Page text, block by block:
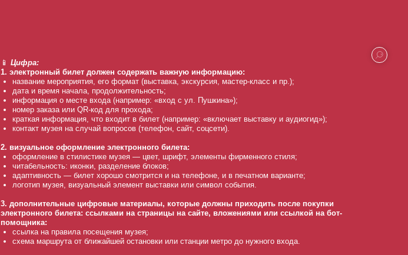
📱 Цифра:
1. электронный билет должен содержать важную информацию:
название мероприятия, его формат (выставка, экскурсия, мастер-класс и пр.);
дата и время начала, продолжительность;
информация о месте входа (например: «вход с ул. Пушкина»);
номер заказа или QR-код для прохода;
краткая информация, что входит в билет (например: «включает выставку и аудиогид»);
контакт музея на случай вопросов (телефон, сайт, соцсети).
2. визуальное оформление электронного билета:
оформление в стилистике музея — цвет, шрифт, элементы фирменного стиля;
читабельность: иконки, разделение блоков;
адаптивность — билет хорошо смотрится и на телефоне, и в печатном варианте;
логотип музея, визуальный элемент выставки или символ события.
3. дополнительные цифровые материалы, которые должны приходить после покупки
электронного билета: ссылками на страницы на сайте, вложениями или ссылкой на бот-
помощника:
ссылка на правила посещения музея;
схема маршрута от ближайшей остановки или станции метро до нужного входа.